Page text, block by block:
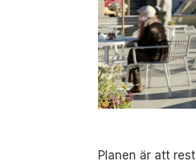
Planen är att